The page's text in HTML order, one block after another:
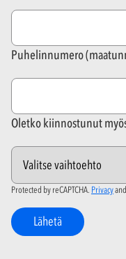
Puhelinnumero
Oletko kiinnostunut
Protected by reCAPTCHA. Privacyand
Lähetä